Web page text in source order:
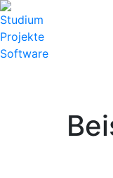
Studium
Projekte
Software